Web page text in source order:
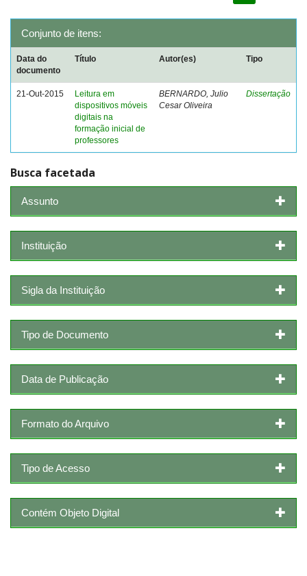
Conjunto de itens:
Data do
documento
Título Autor(es) Tipo
21-Out-2015
Leitura em
dispositivos móveis
digitais na
formação inicial de
professores
BERNARDO, Julio
Cesar Oliveira
Dissertação
Busca facetada
Assunto
Instituição
Sigla da Instituição
Tipo de Documento
Data de Publicação
Formato do Arquivo
Tipo de Acesso
Contém Objeto Digital